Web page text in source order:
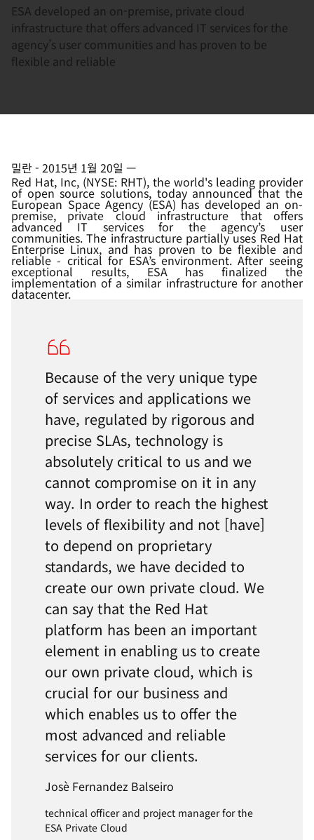
ESA developed an on-premise, private cloud
infrastructure that offers advanced IT services for the
agency’s user communities and has proven to be
flexible and reliable
밀란- 2015년 1월 20일 —
Red Hat, Inc, (NYSE: RHT), the world's leading provider
of open source solutions, today announced that the
European Space Agency (ESA) has developed an on-
premise, private cloud infrastructure that offers
advanced IT services for the agency’s user
communities. The infrastructure partially uses Red Hat
Enterprise Linux, and has proven to be flexible and
reliable - critical for ESA’s environment. After seeing
exceptional results, ESA has finalized the
implementation of a similar infrastructure for another
datacenter.
Because of the very unique type
of services and applications we
have, regulated by rigorous and
precise SLAs, technology is
absolutely critical to us and we
cannot compromise on it in any
way. In order to reach the highest
levels of flexibility and not [have]
to depend on proprietary
standards, we have decided to
create our own private cloud. We
can say that the Red Hat
platform has been an important
element in enabling us to create
our own private cloud, which is
crucial for our business and
which enables us to offer the
most advanced and reliable
services for our clients.
Josè Fernandez Balseiro
technical officer and project manager for the
ESA Private Cloud